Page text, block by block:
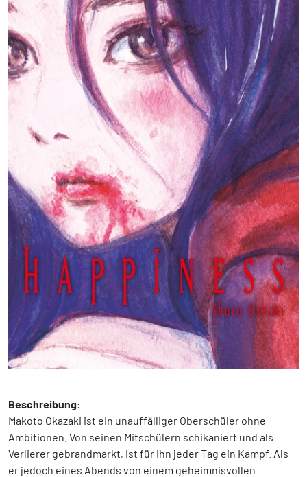
Beschreibung:
Makoto Okazaki ist ein unauffälliger Oberschüler ohne
Ambitionen. Von seinen Mitschülern schikaniert und als
Verlierer gebrandmarkt, ist für ihn jeder Tag ein Kampf. Als
er jedoch eines Abends von einem geheimnisvollen